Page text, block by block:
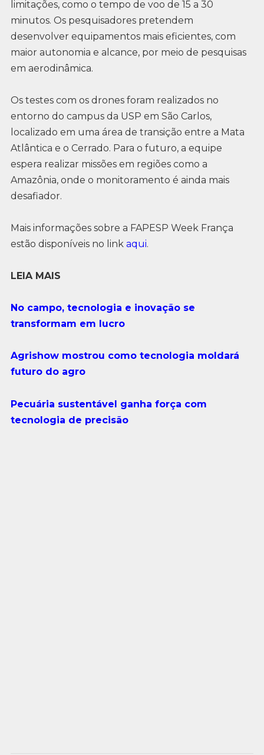
limitações, como o tempo de voo de 15 a 30
minutos. Os pesquisadores pretendem
desenvolver equipamentos mais eficientes, com
maior autonomia e alcance, por meio de pesquisas
em aerodinâmica.
Os testes com os drones foram realizados no
entorno do campus da USP em São Carlos,
localizado em uma área de transição entre a Mata
Atlântica e o Cerrado. Para o futuro, a equipe
espera realizar missões em regiões como a
Amazônia, onde o monitoramento é ainda mais
desafiador.
Mais informações sobre a FAPESP Week França
estão disponíveis no link aqui.
LEIA MAIS
No campo, tecnologia e inovação se
transformam em lucro
Agrishow mostrou como tecnologia moldará
futuro do agro
Pecuária sustentável ganha força com
tecnologia de precisão